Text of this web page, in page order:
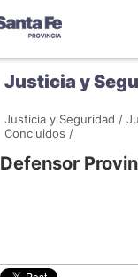
Justicia y
Justicia y Seguridad /
Concluidos /
Defensor